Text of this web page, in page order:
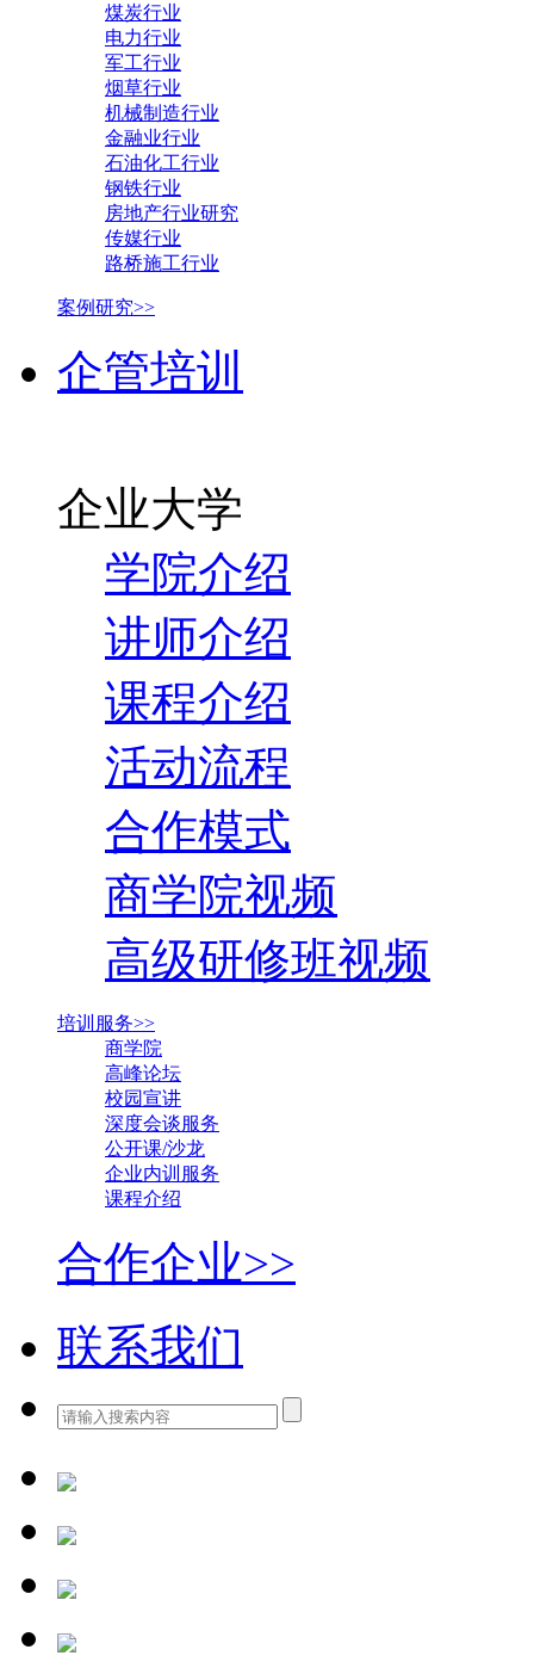
煤炭行业
电力行业
军工行业
烟草行业
机械制造行业
金融业行业
石油化工行业
钢铁行业
房地产行业研究
传媒行业
路桥施工行业
案例研究>>
企管培训
企业大学
学院介绍
讲师介绍
课程介绍
活动流程
合作模式
商学院视频
高级研修班视频
培训服务>>
商学院
高峰论坛
校园宣讲
深度会谈服务
公开课/沙龙
企业内训服务
课程介绍
合作企业>>
联系我们